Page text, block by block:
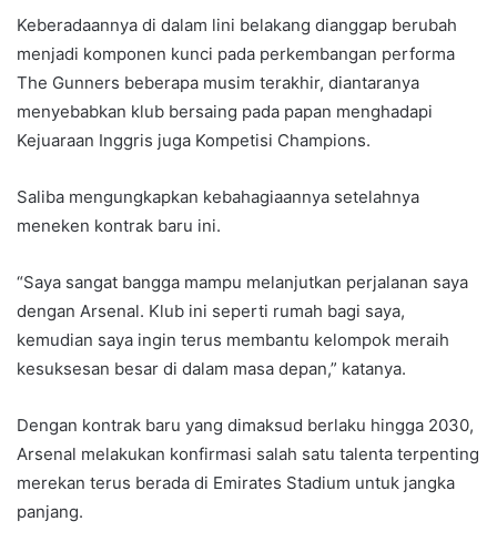
Keberadaannya di dalam lini belakang dianggap berubah
menjadi komponen kunci pada perkembangan performa
The Gunners beberapa musim terakhir, diantaranya
menyebabkan klub bersaing pada papan menghadapi
Kejuaraan Inggris juga Kompetisi Champions.
Saliba mengungkapkan kebahagiaannya setelahnya
meneken kontrak baru ini.
“Saya sangat bangga mampu melanjutkan perjalanan saya
dengan Arsenal. Klub ini seperti rumah bagi saya,
kemudian saya ingin terus membantu kelompok meraih
kesuksesan besar di dalam masa depan,” katanya.
Dengan kontrak baru yang dimaksud berlaku hingga 2030,
Arsenal melakukan konfirmasi salah satu talenta terpenting
merekan terus berada di Emirates Stadium untuk jangka
panjang.